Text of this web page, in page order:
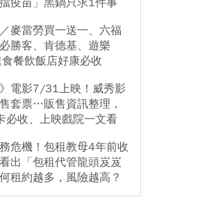
疫苗」黑鍋只求1件事
麥當勞買一送一、六福
勝客、肯德基、遊樂
餐飲飯店好康必收
》電影7/31上映！威秀影
套票…販售資訊整理，
必收、上映戲院一文看
危機！包租教母4年前收
出「包租代管龍頭岌岌
租約越多，風險越高？